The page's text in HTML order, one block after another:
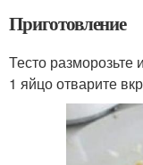
Приготовление
Тесто разморозьте
1 яйцо отварите